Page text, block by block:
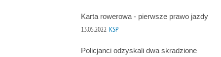
Karta rowerowa - pierwsze prawo jazdy
13.05.2022 KSP
Policjanci odzyskali dwa skradzione